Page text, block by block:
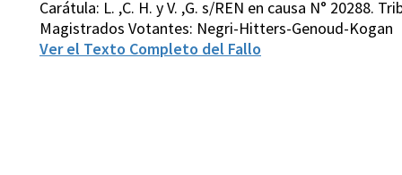
Carátula: L. ,C. H. y V. ,G. s/REN en causa N° 20288.
Magistrados Votantes: Negri-Hitters-Genoud-Kogan
Ver el Texto Completo del Fallo